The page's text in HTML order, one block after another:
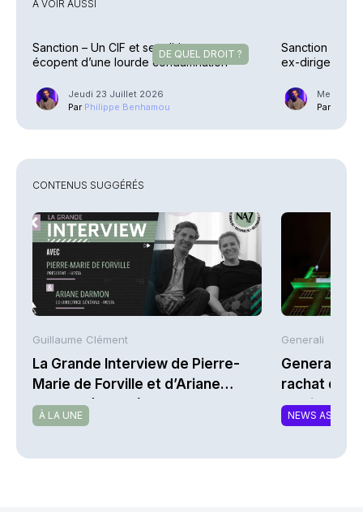
À VOIR AUSSI
DE QUEL DROIT ?
Sanction – Un CIF et ses dirigeants
écopent d’une lourde condamnation
Jeudi 23 Juillet 2026
Par Philippe Benhamou
Sanction –
ex-dirigeants
Mercredi
Par
CONTENUS SUGGÉRÉS
Guillaume Clément
La Grande Interview de Pierre-
Marie de Forville et d’Ariane
Darmon (Ivesta)
À LA UNE
Generali
Generali
rachat
maximal
d’euros
NEWS